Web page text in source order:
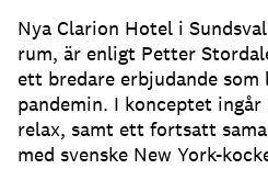
Nya Clarion Hotel i
rum, är enligt Petter
ett bredare erbjudande
pandemin. I konceptet
relax, samt ett fortsatt
med svenske New York-